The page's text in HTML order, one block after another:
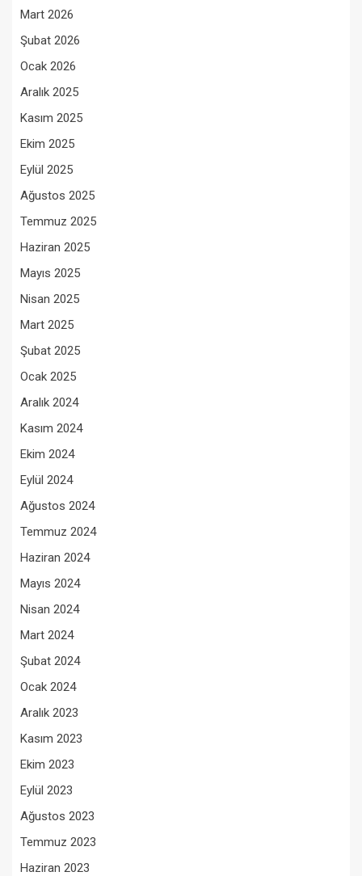
Mart 2026
Şubat 2026
Ocak 2026
Aralık 2025
Kasım 2025
Ekim 2025
Eylül 2025
Ağustos 2025
Temmuz 2025
Haziran 2025
Mayıs 2025
Nisan 2025
Mart 2025
Şubat 2025
Ocak 2025
Aralık 2024
Kasım 2024
Ekim 2024
Eylül 2024
Ağustos 2024
Temmuz 2024
Haziran 2024
Mayıs 2024
Nisan 2024
Mart 2024
Şubat 2024
Ocak 2024
Aralık 2023
Kasım 2023
Ekim 2023
Eylül 2023
Ağustos 2023
Temmuz 2023
Haziran 2023